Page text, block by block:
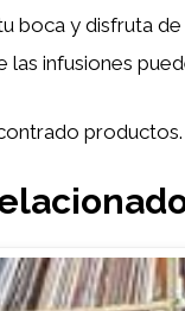
boca y disfruta
las infusiones
productos.